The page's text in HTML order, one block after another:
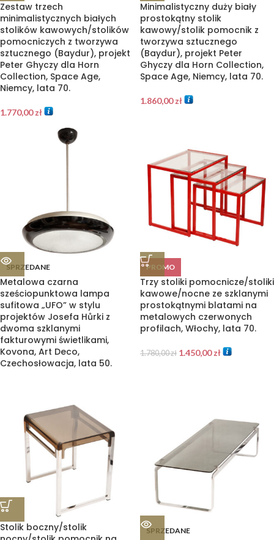
Zestaw trzech
minimalistycznych białych
stolików kawowych/stolików
pomocniczych z tworzywa
sztucznego (Baydur), projekt
Peter Ghyczy dla Horn
Collection, Space Age,
Niemcy, lata 70.
1.770,00zł
Minimalistyczny duży biały
prostokątny stolik
kawowy/stolik pomocnik z
tworzywa sztucznego
(Baydur), projekt Peter
Ghyczy dla Horn Collection,
Space Age, Niemcy, lata 70.
1.860,00zł
SPRZEDANE
Metalowa czarna
sześciopunktowa lampa
sufitowa „UFO” w stylu
projektów Josefa Hůrki z
dwoma szklanymi
fakturowymi świetlikami,
Kovona, Art Deco,
Czechosłowacja, lata 50.
PROMO
Trzy stoliki pomocnicze/stoliki
kawowe/nocne ze szklanymi
prostokątnymi blatami na
metalowych czerwonych
profilach, Włochy, lata 70.
1.780,00zł 1.450,00zł
Stolik boczny/stolik
SPRZEDANE